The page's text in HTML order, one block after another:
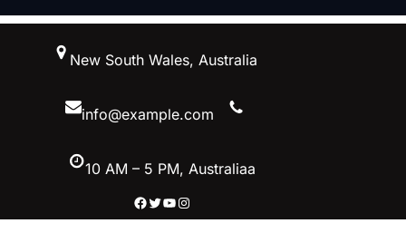
New South Wales, Australia
info@example.com
10 AM – 5 PM, Australiaa
Facebook
Twitter
YouTube
Instagram